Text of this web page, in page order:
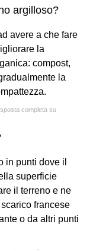
argilloso?
avere a che fare
la
compost,
la
completa su
in punti dove il
superficie
il terreno e ne
francese
o da altri punti